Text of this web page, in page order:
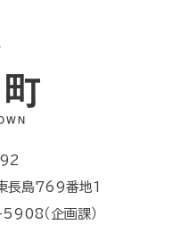
長島769番地1
（企画課）